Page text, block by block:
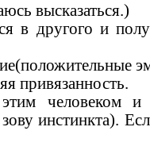
высказаться.)
в другого и
привязанность.
человеком и
инстинкта).